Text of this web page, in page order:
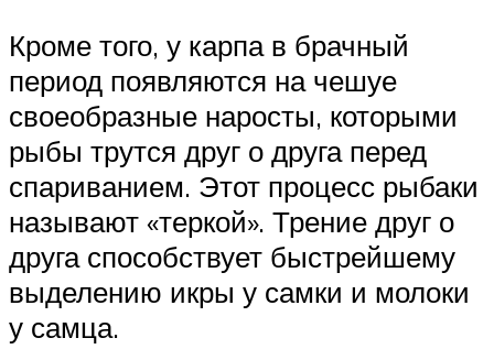
Кроме того, у карпа в брачный
период появляются на чешуе
своеобразные наросты, которыми
рыбы трутся друг о друга перед
спариванием. Этот процесс рыбаки
называют «теркой». Трение друг о
друга способствует быстрейшему
выделению икры у самки и молоки
у самца.